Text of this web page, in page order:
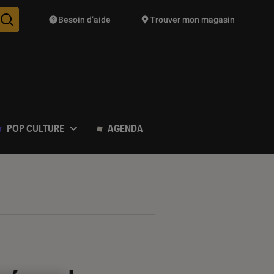
Des suggestions de produits vont vous être proposées
Besoin d’aide Trouver mon magasin
POP CULTURE AGENDA